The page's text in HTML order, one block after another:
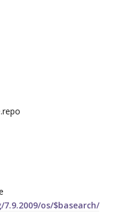
os/$basearch/